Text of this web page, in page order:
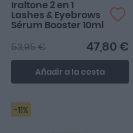
Iraltone 2 en 1
Lashes & Eyebrows
Sérum Booster 10ml
47,80 €
53,95 €
Añadir a la cesta
-11%